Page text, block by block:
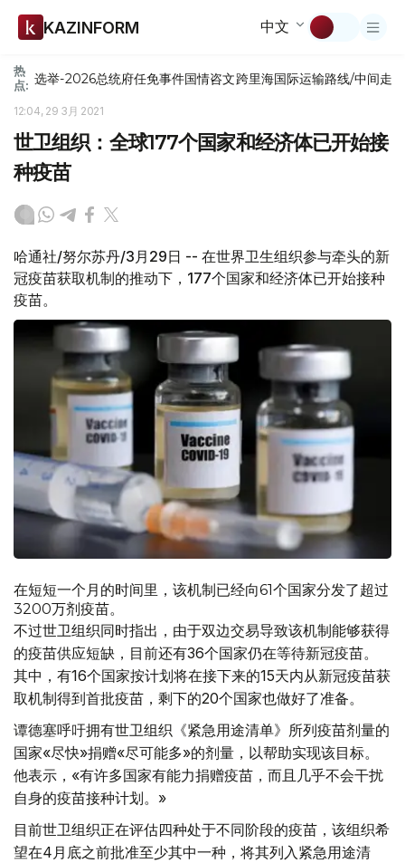
KAZINFORM 中文
热
点: 选举-2026总统府任免事件国情咨文跨里海国际运输路线/中间走廊
12:04, 29 3月 2021
世卫组织：全球177个国家和经济体已开始接
种疫苗
哈通社/努尔苏丹/3月29日 -- 在世界卫生组织参与牵头的新
冠疫苗获取机制的推动下，177个国家和经济体已开始接种
疫苗。
在短短一个月的时间里，该机制已经向61个国家分发了超过
3200万剂疫苗。
不过世卫组织同时指出，由于双边交易导致该机制能够获得
的疫苗供应短缺，目前还有36个国家仍在等待新冠疫苗。
其中，有16个国家按计划将在接下来的15天内从新冠疫苗获
取机制得到首批疫苗，剩下的20个国家也做好了准备。
谭德塞呼吁拥有世卫组织《紧急用途清单》所列疫苗剂量的
国家«尽快»捐赠«尽可能多»的剂量，以帮助实现该目标。
他表示，«有许多国家有能力捐赠疫苗，而且几乎不会干扰
自身的疫苗接种计划。»
目前世卫组织正在评估四种处于不同阶段的疫苗，该组织希
望在4月底之前批准至少其中一种，将其列入紧急用途清